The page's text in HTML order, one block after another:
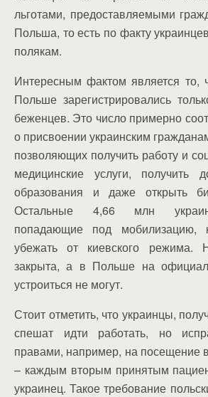
льготами, предоставляемыми
Польша, то есть по факту
полякам.
Интересным фактом является то,
Польше зарегистрировались
беженцев. Это число примерно
о присвоении украинским
позволяющих получить работу и
медицинские услуги, получить
образования и даже открыть
Остальные 4,66 млн
попадающие под мобилизацию,
убежать от киевского режима.
закрыта, а в Польше на
устроиться не могут.
Стоит отметить, что украинцы,
спешат идти работать, но
правами, например, на посещение
– каждым вторым принятым
украинец. Такое требование